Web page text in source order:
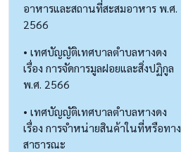
อาหารและสถานที่สะสมอาหาร พ.ศ.
2566
• เทศบัญญัติเทศบาลตำบลหางดง
เรื่อง การจัดการมูลฝอยและสิ่งปฏิกูล
พ.ศ. 2566
• เทศบัญญัติเทศบาลตำบลหางดง
เรื่อง การจำหน่ายสินค้าในที่หรือทาง
สาธารณะ